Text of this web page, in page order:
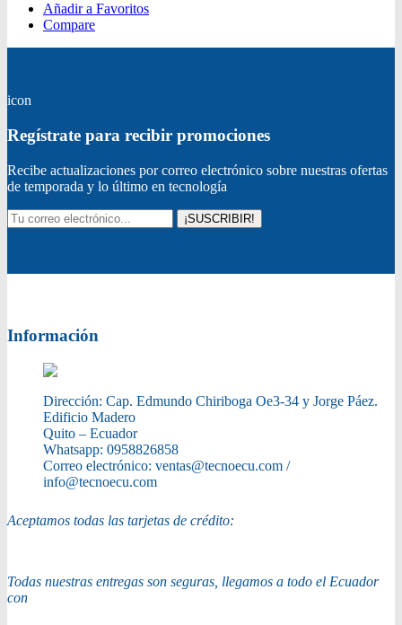
Añadir a Favoritos
Compare
icon
Regístrate para recibir promociones
Recibe actualizaciones por correo electrónico sobre nuestras ofertas
de temporada y lo último en tecnología
¡SUSCRIBIR!
Información
Dirección: Cap. Edmundo Chiriboga Oe3-34 y Jorge Páez.
Edificio Madero
Quito – Ecuador
Whatsapp: 0958826858
Correo electrónico: ventas@tecnoecu.com /
info@tecnoecu.com
Aceptamos todas las tarjetas de crédito:
Todas nuestras entregas son seguras, llegamos a todo el Ecuador
con